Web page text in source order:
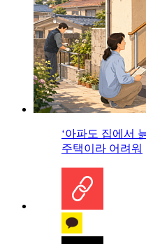
‘아파도 집에서
주택이라 어려워